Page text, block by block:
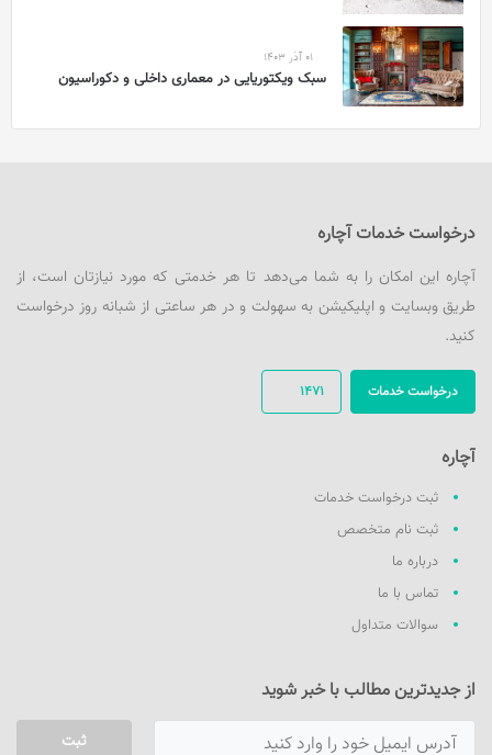
01 آذر 1403
سبک ویکتوریایی در معماری داخلی و دکوراسیون
درخواست خدمات آچاره
آچاره این امکان را به شما می‌دهد تا هر خدمتی که مورد نیازتان است، از
طریق وبسایت و اپلیکیشن به سهولت و در هر ساعتی از شبانه روز درخواست
کنید.
1471 درخواست خدمات
آچاره
ثبت درخواست خدمات
ثبت نام متخصص
درباره ما
تماس با ما
سوالات متداول
از جدیدترین مطالب با خبر شوید
ثبت